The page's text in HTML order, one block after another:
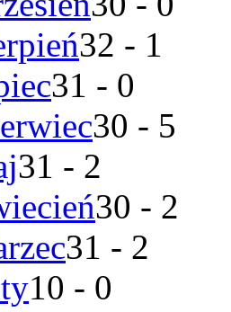
32 - 1
31 - 0
30 - 5
31 - 2
30 - 2
31 - 2
10 - 0